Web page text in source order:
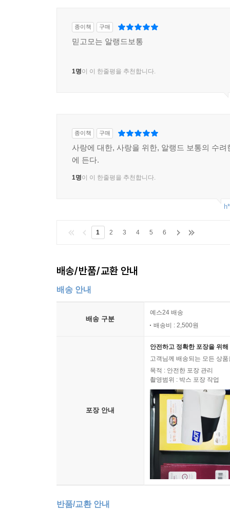
종이책 구매
믿고모는 알랭드보통
1명이 이 한줄평을 추천합니다.
종이책 구매
사랑에 대한, 사랑을 위한, 알랭드 보통의 수려
에 든다.
1명이 이 한줄평을 추천합니다.
1 2 3 4 5 6
배송/반품/교환 안내
배송 안내
배송 구분
예스24 배송
배송비 : 2,500원
포장 안내
안전하고 정확한 포장을 위
고객님께 배송되는 모든 상
목적 : 안전한 포장 관리
촬영범위 : 박스 포장 작업
반품/교환 안내